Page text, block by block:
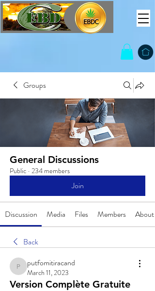
Groups
General Discussions
Public · 234 members
Join
Discussion Media Files Members About
Back
putfomitiracand
putfomitiracand
March 11, 2023
Version Complète Gratuite